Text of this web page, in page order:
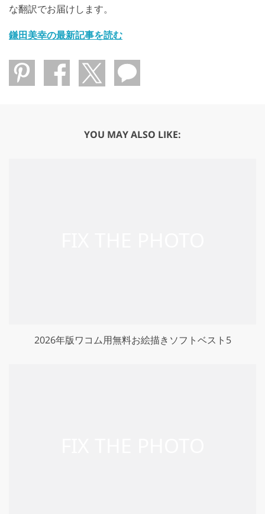
な翻訳でお届けします。
鎌田美幸の最新記事を読む
YOU MAY ALSO LIKE:
2026年版ワコム用無料お絵描きソフトベスト5